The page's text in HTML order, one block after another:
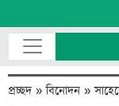
প্রচ্ছদ »বিনোদন »